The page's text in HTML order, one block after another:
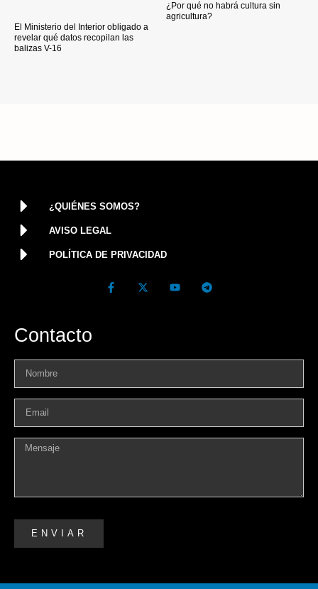
El Ministerio del Interior obligado a
revelar qué datos recopilan las
balizas V-16
¿Por qué no habrá cultura sin
agricultura?
¿QUIÉNES SOMOS?
AVISO LEGAL
POLÍTICA DE PRIVACIDAD
Contacto
ENVIAR